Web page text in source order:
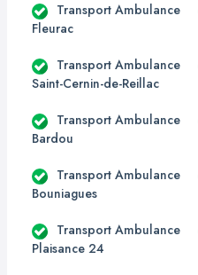
Transport Ambulance
Fleurac
Transport Ambulance
Saint-Cernin-de-Reillac
Transport Ambulance
Bardou
Transport Ambulance
Bouniagues
Transport Ambulance
Plaisance 24